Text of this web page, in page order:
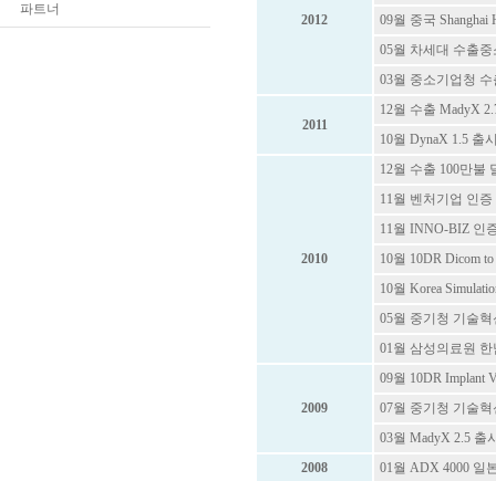
파트너
2012
09월 중국 Shanghai
05월 차세대 수출
03월 중소기업청
2011
12월 수출 MadyX
10월 DynaX 1.5 출
2010
12월 수출 100만불
11월 벤처기업 인증
11월 INNO-BIZ 인
10월 10DR Dicom
10월 Korea
05월 중기청 기술
01월 삼성의료원
2009
09월 10DR Implant
07월 중기청 기술혁
03월 MadyX 2.5 출
2008
01월 ADX 4000 일